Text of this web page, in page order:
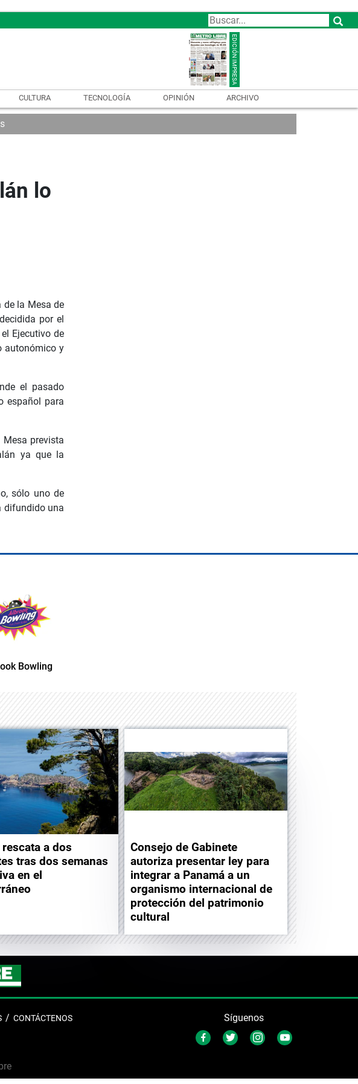
CULTURA TECNOLOGÍA OPINIÓN ARCHIVO
lo
de la Mesa de
por el
Ejecutivo de
autonómico y
el pasado
español para
prevista
ya que la
sólo uno de
difundido una
Bowling
rescata a dos
tras dos semanas
en el
Consejo de Gabinete
autoriza presentar ley para
integrar a Panamá a un
organismo internacional de
protección del patrimonio
cultural
CONTÁCTENOS Síguenos